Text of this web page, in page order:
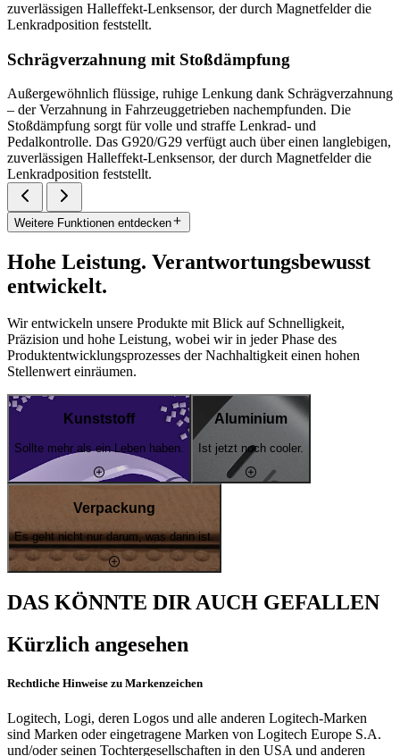
zuverlässigen Halleffekt-Lenksensor, der durch Magnetfelder die
Lenkradposition feststellt.
Schrägverzahnung mit Stoßdämpfung
Außergewöhnlich flüssige, ruhige Lenkung dank Schrägverzahnung
– der Verzahnung in Fahrzeuggetrieben nachempfunden. Die
Stoßdämpfung sorgt für volle und straffe Lenkrad- und
Pedalkontrolle. Das G920/G29 verfügt auch über einen langlebigen,
zuverlässigen Halleffekt-Lenksensor, der durch Magnetfelder die
Lenkradposition feststellt.
Weitere Funktionen entdecken
Hohe Leistung. Verantwortungsbewusst
entwickelt.
Wir entwickeln unsere Produkte mit Blick auf Schnelligkeit,
Präzision und hohe Leistung, wobei wir in jeder Phase des
Produktentwicklungsprozesses der Nachhaltigkeit einen hohen
Stellenwert einräumen.
Kunststoff
Sollte mehr als ein Leben haben.
Aluminium
Ist jetzt noch cooler.
Verpackung
Es geht nicht nur darum, was darin ist.
DAS KÖNNTE DIR AUCH GEFALLEN
Kürzlich angesehen
Rechtliche Hinweise zu Markenzeichen
Logitech, Logi, deren Logos und alle anderen Logitech-Marken
sind Marken oder eingetragene Marken von Logitech Europe S.A.
und/oder seinen Tochtergesellschaften in den USA und anderen